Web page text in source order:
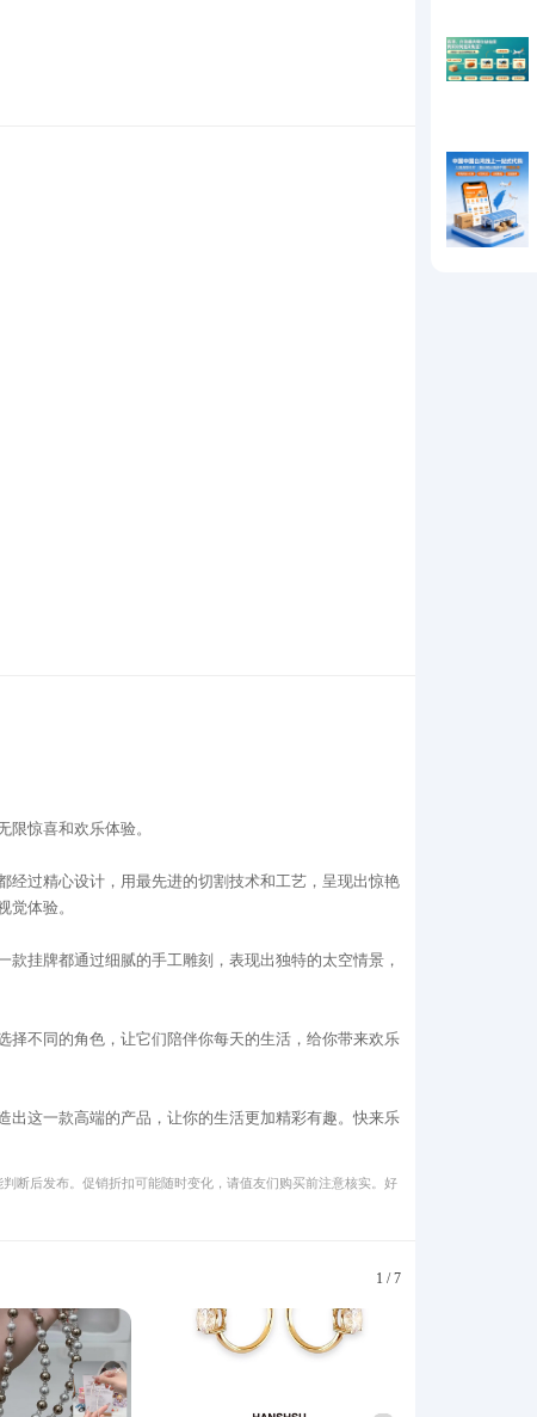
惊喜和欢乐体验。
过精心设计，用最先进的切割技术和工艺，呈现出惊艳
觉体验。
挂牌都通过细腻的手工雕刻，表现出独特的太空情景，
择不同的角色，让它们陪伴你每天的生活，给你带来欢乐
这一款高端的产品，让你的生活更加精彩有趣。快来乐
断后发布。促销折扣可能随时变化，请值友们购买前注意核实。好
1 /7